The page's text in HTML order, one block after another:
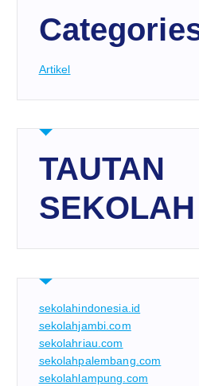
Artikel
TAUTAN
SEKOLAH
sekolahindonesia.id
sekolahjambi.com
sekolahriau.com
sekolahpalembang.com
sekolahlampung.com